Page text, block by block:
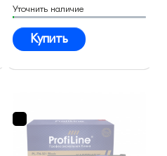
Уточнить наличие
Купить